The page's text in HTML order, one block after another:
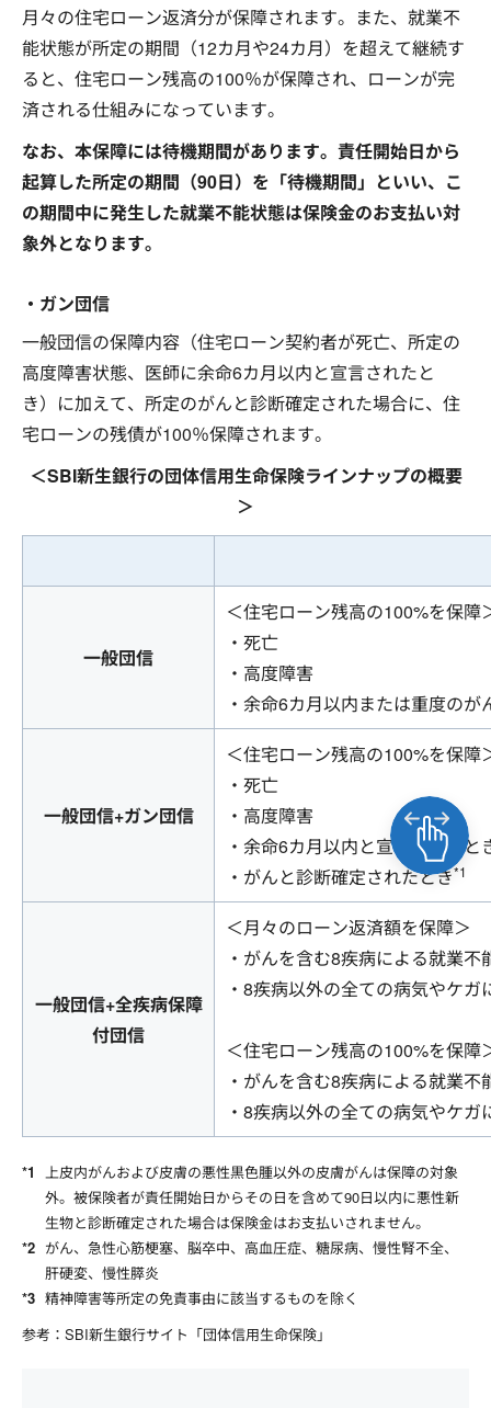
月々の住宅ローン返済分が保障されます。また、就業不
能状態が所定の期間（12カ月や24カ月）を超えて継続す
ると、住宅ローン残高の100％が保障され、ローンが完
済される仕組みになっています。
なお、本保障には待機期間があります。責任開始日から
起算した所定の期間（90日）を「待機期間」といい、こ
の期間中に発生した就業不能状態は保険金のお支払い対
象外となります。
・ガン団信
一般団信の保障内容（住宅ローン契約者が死亡、所定の
高度障害状態、医師に余命6カ月以内と宣言されたと
き）に加えて、所定のがんと診断確定された場合に、住
宅ローンの残債が100％保障されます。
＜SBI新生銀行の団体信用生命保険ラインナップの概要
＞
一般団信
＜住宅ローン残高の100%を保障
・死亡
・高度障害
・余命6カ月以内または重度の
一般団信+ガン団信
＜住宅ローン残高の100%を保障
・死亡
・高度障害
・余命6カ月以内と宣言されたと
・がんと診断確定されたとき*1
一般団信+全疾病保障
付団信
＜月々のローン返済額を保障＞
・がんを含む8疾病による就業
・8疾病以外の全ての病気やケ
＜住宅ローン残高の100%を保障
・がんを含む8疾病による就業
・8疾病以外の全ての病気やケ
上皮内がんおよび皮膚の悪性黒色腫以外の皮膚がんは保障の対象
外。被保険者が責任開始日からその日を含めて90日以内に悪性新
生物と診断確定された場合は保険金はお支払いされません。
がん、急性心筋梗塞、脳卒中、高血圧症、糖尿病、慢性腎不全、
肝硬変、慢性膵炎
精神障害等所定の免責事由に該当するものを除く
参考：SBI新生銀行サイト「団体信用生命保険」